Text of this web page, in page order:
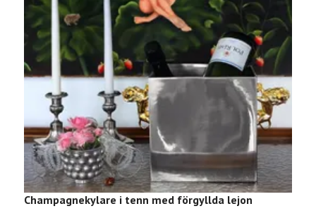
Champagnekylare i tenn med förgyllda lejon